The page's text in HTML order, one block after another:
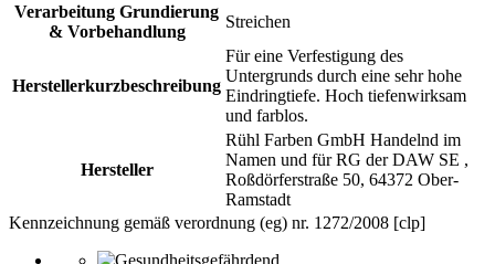
Verarbeitung Grundierung
& Vorbehandlung
Streichen
Herstellerkurzbeschreibung
Für eine Verfestigung des
Untergrunds durch eine sehr hohe
Eindringtiefe. Hoch tiefenwirksam
und farblos.
Hersteller
Rühl Farben GmbH Handelnd im
Namen und für RG der DAW SE ,
Roßdörferstraße 50, 64372 Ober-
Ramstadt
Kennzeichnung gemäß verordnung (eg) nr. 1272/2008 [clp]